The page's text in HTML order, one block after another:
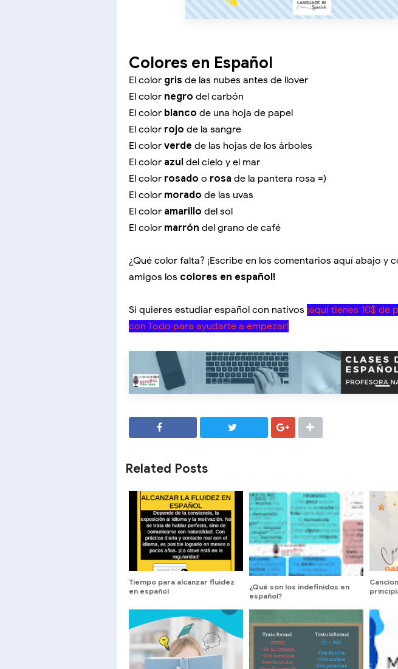
Colores en Español
El color gris de las nubes antes de llover
El color negro del carbón
El color blanco de una hoja de papel
El color rojo de la sangre
El color verde de las hojas de los árboles
El color azul del cielo y el mar
El color rosado o rosa de la pantera rosa =)
El color morado de las uvas
El color amarillo del sol
El color marrón del grano de café
¿Qué color falta? ¡Escribe en los comentarios aquí abajo y
amigos los colores en español!
Si quieres estudiar español con nativos ¡aquí tienes 10$ de
con Todo para ayudarte a empezar!
Related Posts
Tiempo para alcanzar fluidez
en español
¿Qué son los indefinidos en
español?